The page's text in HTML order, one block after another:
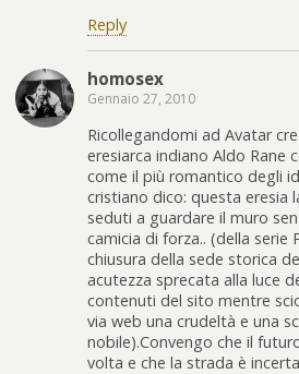
Reply
homosex
Gennaio 27, 2010
Ricollegandomi ad Avatar
eresiarca indiano Aldo Rane
come il più romantico degli
cristiano dico: questa eresia
seduti a guardare il muro
camicia di forza.. (della serie
chiusura della sede storica
acutezza sprecata alla luce
contenuti del sito mentre
via web una crudeltà e una
nobile).Convengo che il
volta e che la strada è